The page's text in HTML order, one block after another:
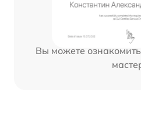
Вы можете